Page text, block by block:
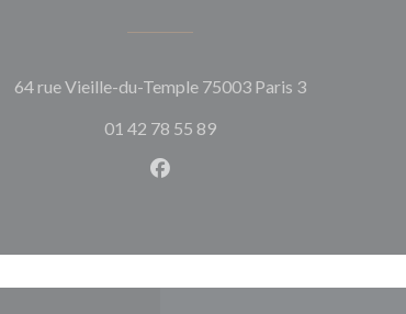
64 rue Vieille-du-Temple 75003 Paris 3((ouvre une
01 42 78 55 89
Facebook ((ouvre une